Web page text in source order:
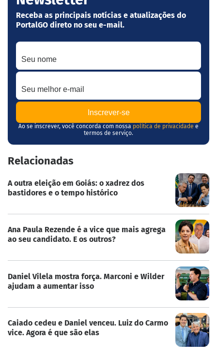
Receba as principais notícias e atualizações do
PortalGO direto no seu e-mail.
Seu nome
Seu melhor e-mail
Ao se inscrever, você concorda com nossa política de privacidade e
termos de serviço.
Relacionadas
A outra eleição em Goiás: o xadrez dos
bastidores e o tempo histórico
Ana Paula Rezende é a vice que mais agrega
ao seu candidato. E os outros?
Daniel Vilela mostra força. Marconi e Wilder
ajudam a aumentar isso
Caiado cedeu e Daniel venceu. Luiz do Carmo
vice. Agora é que são elas